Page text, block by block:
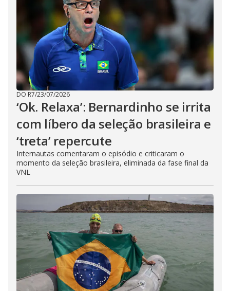
DO R7/23/07/2026
‘Ok. Relaxa’: Bernardinho se irrita
com líbero da seleção brasileira e
‘treta’ repercute
Internautas comentaram o episódio e criticaram o
momento da seleção brasileira, eliminada da fase final da
VNL